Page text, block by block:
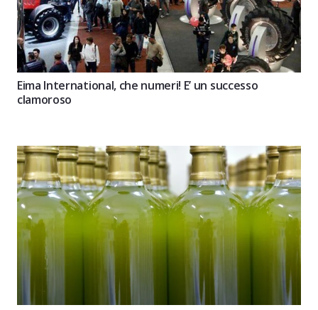
Eima International, che numeri! E’ un successo
clamoroso